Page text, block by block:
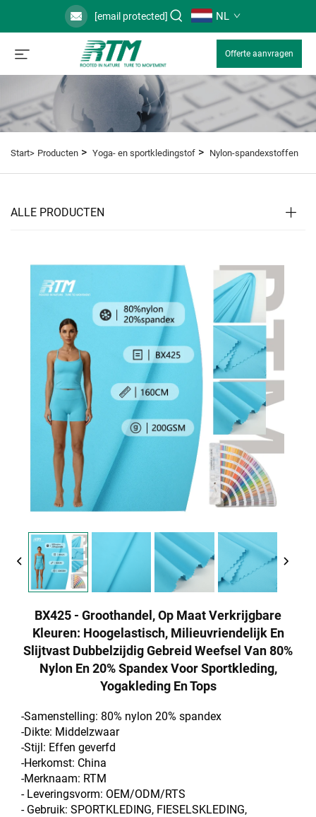
[email protected] NL
Offerte aanvragen
Start> Producten > Yoga- en sportkledingstof > Nylon-spandexstoffen
ALLE PRODUCTEN
BX425 - Groothandel, Op Maat Verkrijgbare
Kleuren: Hoogelastisch, Milieuvriendelijk En
Slijtvast Dubbelzijdig Gebreid Weefsel Van 80%
Nylon En 20% Spandex Voor Sportkleding,
Yogakleding En Tops
-Samenstelling: 80% nylon 20% spandex
-Dikte: Middelzwaar
-Stijl: Effen geverfd
-Herkomst: China
-Merknaam: RTM
- Leveringsvorm: OEM/ODM/RTS
- Gebruik: SPORTKLEDING, FIESELSKLEDING,